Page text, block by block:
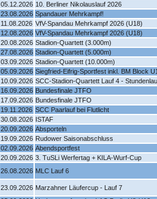
05.12.2026 10. Berliner Nikolauslauf 2026
23.08.2026 Spandauer Mehrkampf!
11.08.2026 VfV-Spandau Mehrkampf 2026 (U18)
12.08.2026 VfV-Spandau Mehrkampf 2026 (U18)
20.08.2026 Stadion-Quartett (3.000m)
27.08.2026 Stadion-Quartett (5.000m)
03.09.2026 Stadion-Quartett (10.000m)
05.09.2026 Siegfried-Eifrig-Sportfest inkl. BM Block
10.09.2026 SCC-Stadion-Quartett Lauf 4 -
16.09.2026 Bundesfinale JTFO
17.09.2026 Bundesfinale JTFO
19.11.2026 SCC Paarlauf bei Flutlicht
30.08.2026 ISTAF
20.09.2026 Absporteln
19.09.2026 Rudower Saisonabschluss
02.09.2026 Abendsportfest
20.09.2026 3. TuSLi Werfertag + KILA-Wurf-Cup
26.08.2026 MLC Lauf 6
23.09.2026 Marzahner Läufercup - Lauf 7